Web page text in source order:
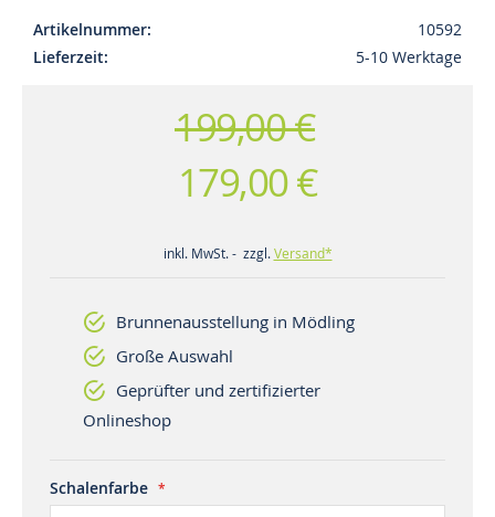
Artikelnummer
10592
Lieferzeit
5-10 Werktage
199,00 €
179,00 €
inkl. MwSt. - zzgl.Versand*
Brunnenausstellung in Mödling
Große Auswahl
Geprüfter und zertifizierter
Onlineshop
Schalenfarbe